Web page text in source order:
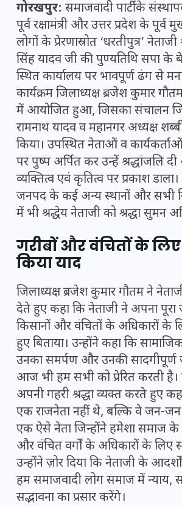
गोरखपुर: समाजवादी पार्टी के
पूर्व रक्षामंत्री और उत्तर प्रदेश के पूर्व
लोगों के प्रेरणास्रोत ‘धरतीपुत्र’
सिंह यादव जी की पुण्यतिथि सपा के
स्थित कार्यालय पर भावपूर्ण ढंग से
कार्यक्रम जिलाध्यक्ष ब्रजेश कुमार
में आयोजित हुआ, जिसका संचालन
रामनाथ यादव व महानगर अध्यक्ष
किया। उपस्थित नेताओं व
पर पुष्प अर्पित कर उन्हें श्रद्धांजलि
व्यक्तित्व एवं कृतित्व पर प्रकाश
जनपद के कई अन्य स्थानों और सभी
में भी श्रद्धेय नेताजी को श्रद्धा सुमन
गरीबों और वंचितों के
किया याद
जिलाध्यक्ष ब्रजेश कुमार गौतम ने
देते हुए कहा कि नेताजी ने अपना पूरा
किसानों और वंचितों के अधिकारों के
हुए बिताया। उन्होंने कहा कि
उनका समर्पण और उनकी सादगीपूर्ण
आज भी हम सभी को प्रेरित करती है।
अपनी गहरी श्रद्धा व्यक्त करते हुए
एक राजनेता नहीं थे, बल्कि वे जन-
एक ऐसे नेता जिन्होंने हमेशा समाज
और वंचित वर्गों के अधिकारों के लिए
उन्होंने ज़ोर दिया कि नेताजी के
हम समाजवादी लोग समाज में न्याय,
सद्भावना का प्रसार करेंगे।